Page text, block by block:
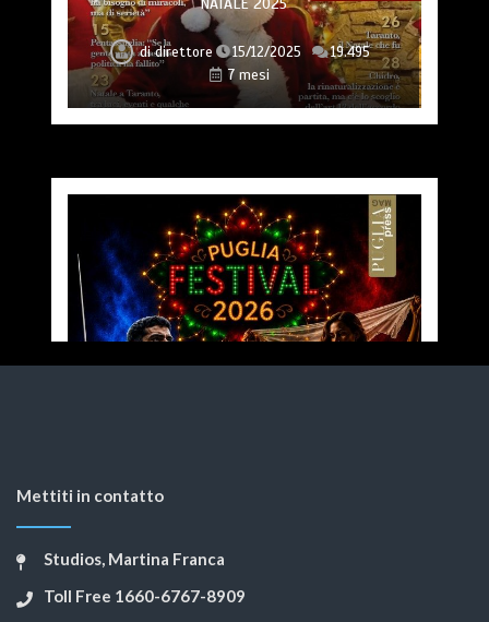
didirettore 15/12/2025
19.495
7 mesi
Mettiti in contatto
Studios, Martina Franca
Toll Free 1660-6767-8909